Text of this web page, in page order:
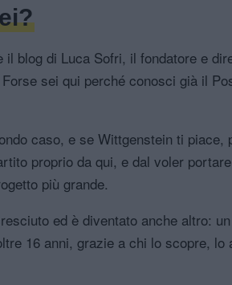
il blog di Luca Sofri, il fondatore e
sei qui perché conosci già il
caso, e se Wittgenstein ti piace,
proprio da qui, e dal voler
più grande.
ed è diventato anche altro:
16 anni, grazie a chi lo scopre, lo